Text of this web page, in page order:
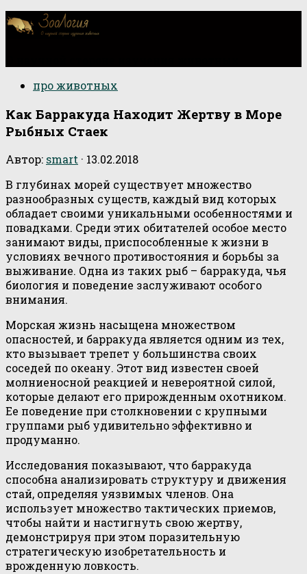
про животных
Как Барракуда Находит Жертву в Море
Рыбных Стаек
Автор: smart · 13.02.2018
В глубинах морей существует множество
разнообразных существ, каждый вид которых
обладает своими уникальными особенностями и
повадками. Среди этих обитателей особое место
занимают виды, приспособленные к жизни в
условиях вечного противостояния и борьбы за
выживание. Одна из таких рыб – барракуда, чья
биология и поведение заслуживают особого
внимания.
Морская жизнь насыщена множеством
опасностей, и барракуда является одним из тех,
кто вызывает трепет у большинства своих
соседей по океану. Этот вид известен своей
молниеносной реакцией и невероятной силой,
которые делают его прирожденным охотником.
Ее поведение при столкновении с крупными
группами рыб удивительно эффективно и
продуманно.
Исследования показывают, что барракуда
способна анализировать структуру и движения
стай, определяя уязвимых членов. Она
использует множество тактических приемов,
чтобы найти и настигнуть свою жертву,
демонстрируя при этом поразительную
стратегическую изобретательность и
врожденную ловкость.